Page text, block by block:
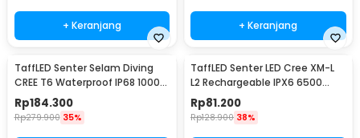
+ Keranjang + Keranjang
TaffLED Senter Selam Diving
CREE T6 Waterproof IP68 10000
Lumens - TG-S151
Rp184.300
Rp279.900 35%
TaffLED Senter LED Cree XM-L
L2 Rechargeable IPX6 6500
Lumens - 701
Rp81.200
Rp128.900 38%